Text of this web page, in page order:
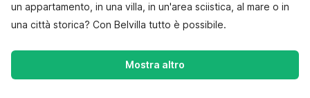
un appartamento, in una villa, in un'area sciistica, al mare o in
una città storica? Con Belvilla tutto è possibile.
Mostra altro